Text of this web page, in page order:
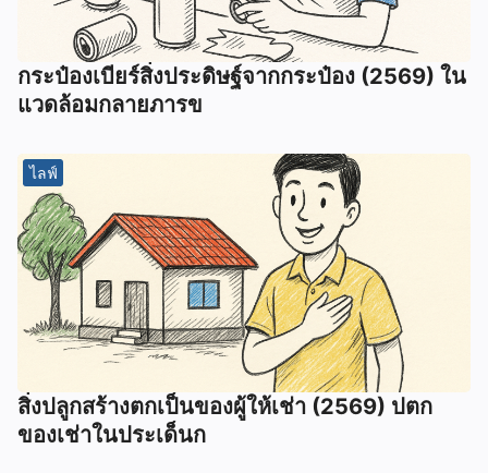
กระป๋องเบียร์สิ่งประดิษฐ์จากกระป๋อง (2569) ใน
แวดล้อมกลายภารข
ไลฟ์
สิ่งปลูกสร้างตกเป็นของผู้ให้เช่า (2569) ปตก
ของเช่าในประเด็นก